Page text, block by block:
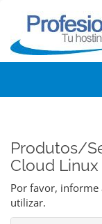
Produtos/
Cloud Linux
Por favor, informe
utilizar.